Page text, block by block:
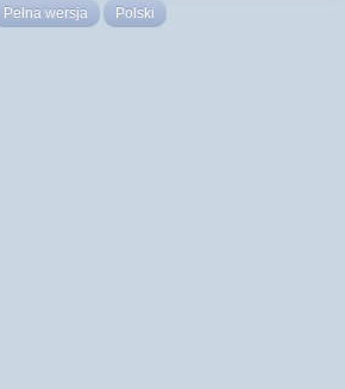
Pełna wersja Polski